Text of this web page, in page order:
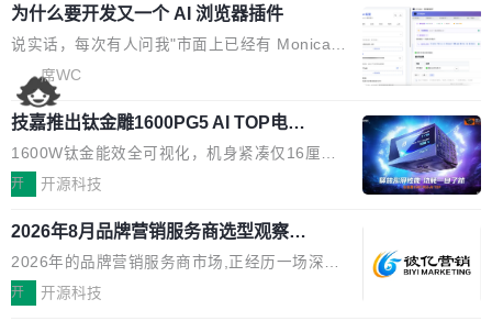
为什么要开发又一个 AI 浏览器插件
说实话，每次有人问我"市面上已经有 Monica、
Sider、Copilot for Chrome 这些 AI 浏览器插件
了，你为什么还要再做一个"，我都觉得这个问题
问得好。 因为我自己也是从用户变成开发者的。
现有产品的天花板 我用过不少 AI 浏览器插件。
刚开始觉得都挺好——选中一段文字，弹出解
要。但用久了你会发现，它们本质上都是同一类
东西：一个带网页上下文的聊天框。 它们能读取
页面的文本，然后把文本丢给大模型，再返回一
段回答。仅此而已。 这当然有用，但总觉得差点
席WC
技嘉推出钛金雕1600PG5 AI TOP电
源：为发烧级主机与本地AI算力打造旗
舰供电方案
1600W钛金能效全可视化，机身紧凑仅16厘米
继2026台北电脑展首度亮相后，技嘉科技近日正
电源专为发烧级DIY主机与本地AI算力平台打
造，整机长度仅16厘米，提供1600W额定功率
与80PLUS钛金能效；支持ATX 3.1与PCIe 5.1
规范，结合服务器级元件、完善供电线材与内置
开 开源科技
2026年8月品牌营销服务商选型观察：
从流量思维到品牌资产思维的范式转移
2026年的品牌营销服务商市场,正经历一场深刻
的价值重构。全球全案品牌代理机构市场从2025
开 开源科技